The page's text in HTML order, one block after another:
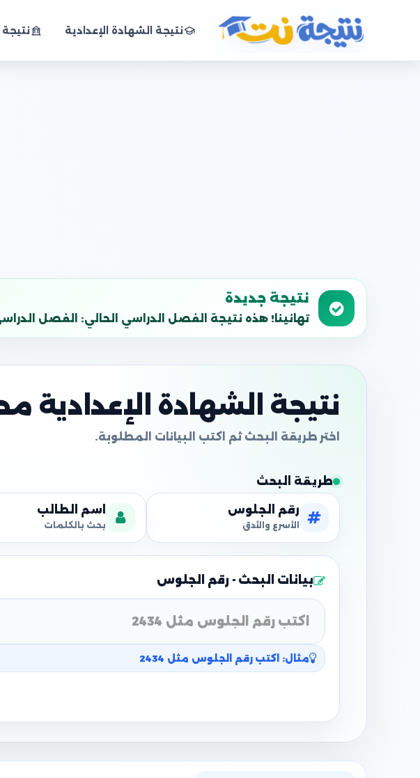
نتيجة نت
نتيجة الشهادة الإعدادية نتيجة
نتيجة جديدة
تهانينا! هذه نتيجة الفصل الدراسي الحالي: الفصل الدراسي
نتيجة الشهادة الإعدادية
طريقة البحث
رقم الجلوس
الأسرع والأدق
اسم الطالب
بحث بالكلمات
بيانات البحث - رقم الجلوس
مثال: اكتب رقم الجلوس مثل 2434